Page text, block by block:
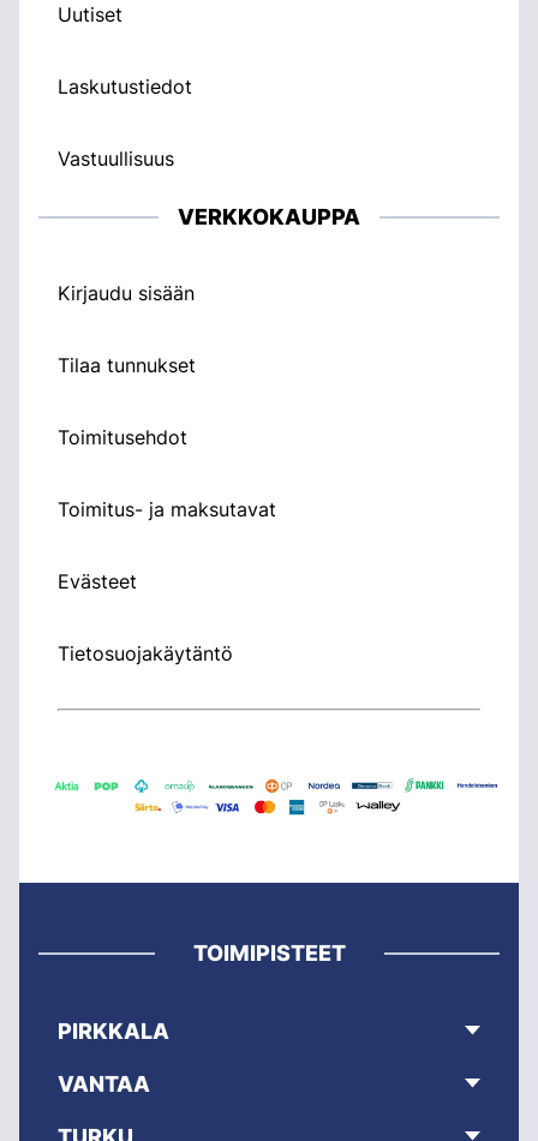
Uutiset
Laskutustiedot
Vastuullisuus
VERKKOKAUPPA
Kirjaudu sisään
Tilaa tunnukset
Toimitusehdot
Toimitus- ja maksutavat
Evästeet
Tietosuojakäytäntö
TOIMIPISTEET
PIRKKALA
VANTAA